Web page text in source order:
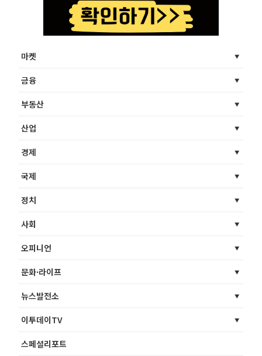
마켓
금융
부동산
산업
경제
국제
정치
사회
오피니언
문화·라이프
뉴스발전소
이투데이TV
스페셜리포트